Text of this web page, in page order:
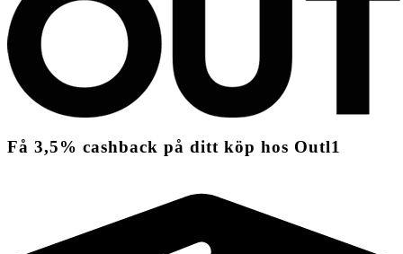
Få 3,5% cashback på ditt köp hos Outl1